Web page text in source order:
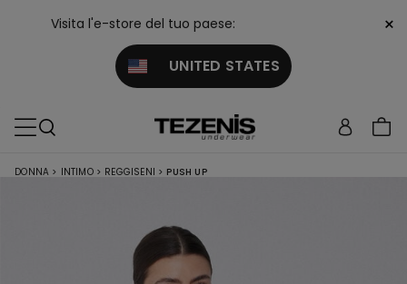
Visita l'e-store del tuo paese:
UNITED STATES
×
DONNA > INTIMO > REGGISENI > PUSH UP